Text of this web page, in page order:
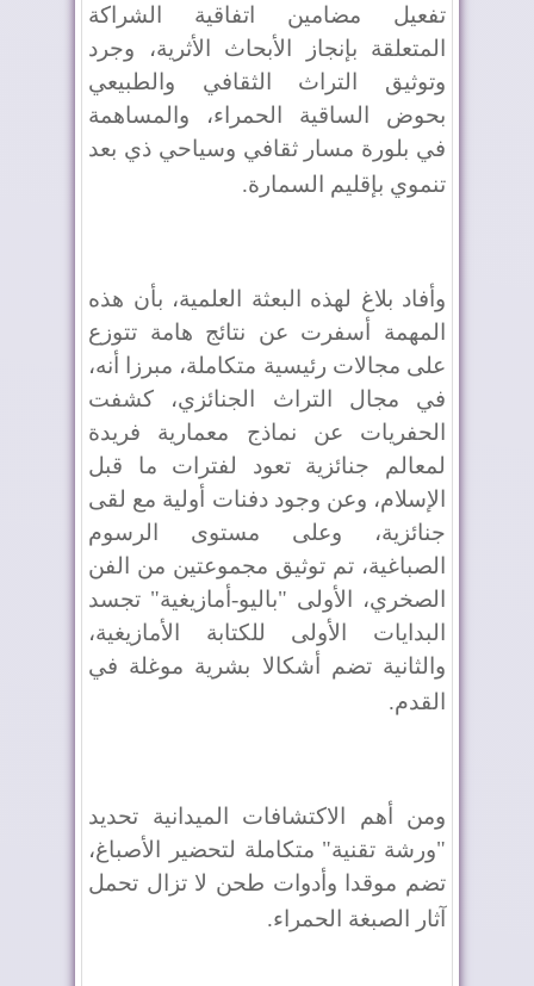
تفعيل مضامين اتفاقية الشراكة
المتعلقة بإنجاز الأبحاث الأثرية، وجرد
وتوثيق التراث الثقافي والطبيعي
بحوض الساقية الحمراء، والمساهمة
في بلورة مسار ثقافي وسياحي ذي بعد
تنموي بإقليم السمارة.
وأفاد بلاغ لهذه البعثة العلمية، بأن هذه
المهمة أسفرت عن نتائج هامة تتوزع
على مجالات رئيسية متكاملة، مبرزا أنه،
في مجال التراث الجنائزي، كشفت
الحفريات عن نماذج معمارية فريدة
لمعالم جنائزية تعود لفترات ما قبل
الإسلام، وعن وجود دفنات أولية مع لقى
جنائزية، وعلى مستوى الرسوم
الصباغية، تم توثيق مجموعتين من الفن
الصخري، الأولى "باليو-أمازيغية" تجسد
البدايات الأولى للكتابة الأمازيغية،
والثانية تضم أشكالا بشرية موغلة في
القدم.
ومن أهم الاكتشافات الميدانية تحديد
"ورشة تقنية" متكاملة لتحضير الأصباغ،
تضم موقدا وأدوات طحن لا تزال تحمل
آثار الصبغة الحمراء.